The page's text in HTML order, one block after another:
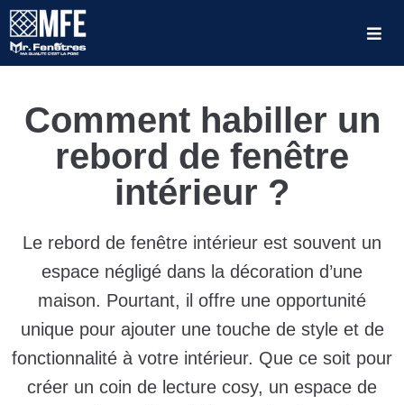
Comment habiller un
rebord de fenêtre
intérieur ?
Le rebord de fenêtre intérieur est souvent un
espace négligé dans la décoration d’une
maison. Pourtant, il offre une opportunité
unique pour ajouter une touche de style et de
fonctionnalité à votre intérieur. Que ce soit pour
créer un coin de lecture cosy, un espace de